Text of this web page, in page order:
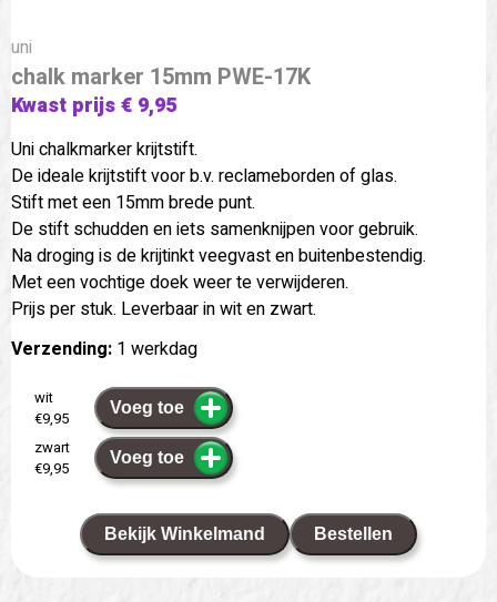
uni
chalk marker 15mm PWE-17K
Kwast prijs € 9,95
Uni chalkmarker krijtstift.
De ideale krijtstift voor b.v. reclameborden of glas.
Stift met een 15mm brede punt.
De stift schudden en iets samenknijpen voor gebruik.
Na droging is de krijtinkt veegvast en buitenbestendig.
Met een vochtige doek weer te verwijderen.
Prijs per stuk. Leverbaar in wit en zwart.
Verzending: 1 werkdag
wit
€9,95
Voeg toe
zwart
€9,95
Voeg toe
Bekijk Winkelmand Bestellen